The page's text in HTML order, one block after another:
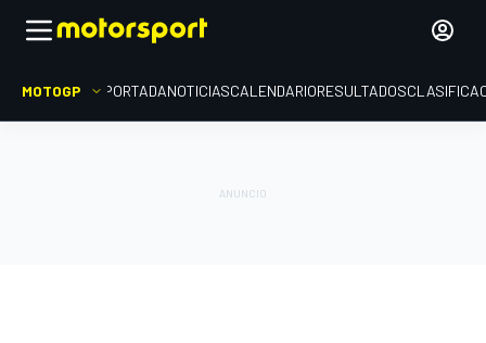
MOTOGP PORTADANOTICIASCALENDARIORESULTADOS